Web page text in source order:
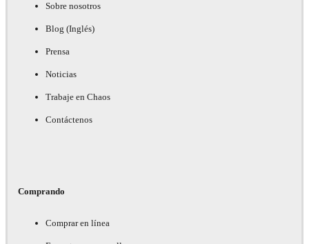
Sobre nosotros
Blog (Inglés)
Prensa
Noticias
Trabaje en Chaos
Contáctenos
Comprando
Comprar en línea